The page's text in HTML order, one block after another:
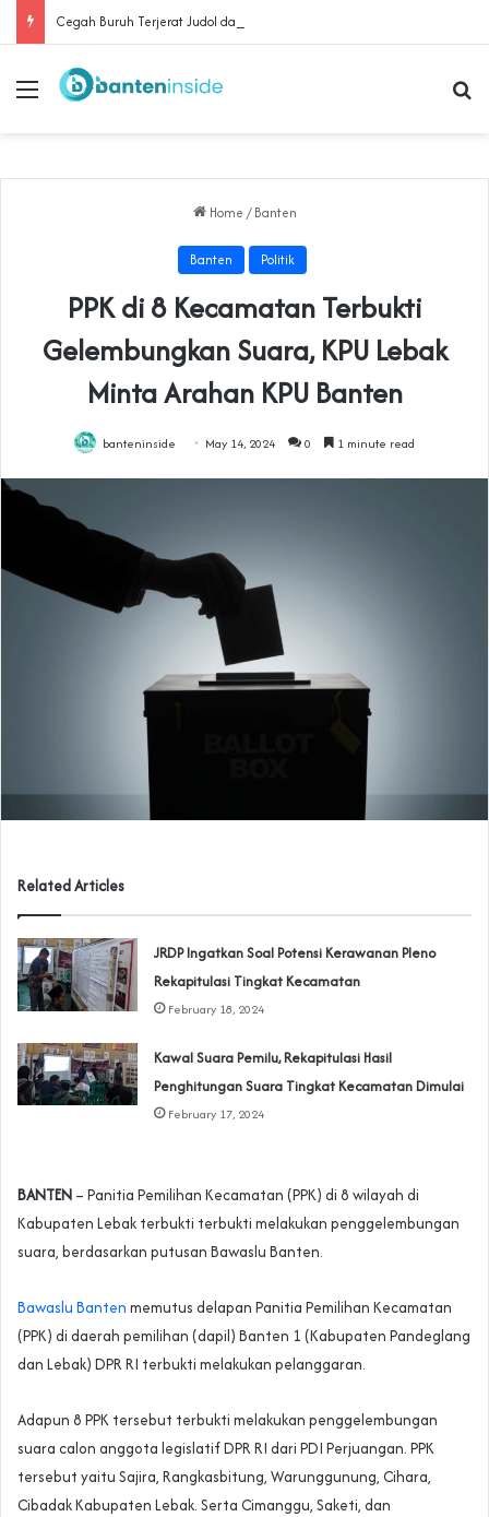
Menu
Home / Banten
Banten Politik
PPK di 8 Kecamatan Terbukti
Gelembungkan Suara, KPU Lebak
Minta Arahan KPU Banten
banteninside May 14, 2024 0 1 minute read
Related Articles
JRDP Ingatkan Soal Potensi Kerawanan Pleno
Rekapitulasi Tingkat Kecamatan
February 18, 2024
Kawal Suara Pemilu, Rekapitulasi Hasil
Penghitungan Suara Tingkat Kecamatan Dimulai
February 17, 2024
BANTEN – Panitia Pemilihan Kecamatan (PPK) di 8 wilayah di
Kabupaten Lebak terbukti terbukti melakukan penggelembungan
suara, berdasarkan putusan Bawaslu Banten.
Bawaslu Banten memutus delapan Panitia Pemilihan Kecamatan
(PPK) di daerah pemilihan (dapil) Banten 1 (Kabupaten Pandeglang
dan Lebak) DPR RI terbukti melakukan pelanggaran.
Adapun 8 PPK tersebut terbukti melakukan penggelembungan
suara calon anggota legislatif DPR RI dari PDI Perjuangan. PPK
tersebut yaitu Sajira, Rangkasbitung, Warunggunung, Cihara,
Cibadak Kabupaten Lebak. Serta Cimanggu, Saketi, dan